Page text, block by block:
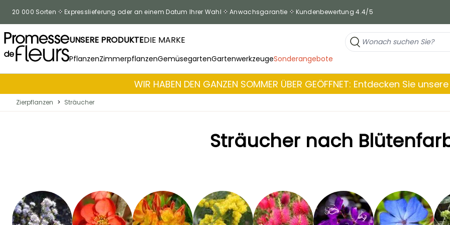
20 000 Sorten Expresslieferung oder an einem Datum Ihrer Wahl Anwachsgarantie Kundenbewertung 4.4/5
UNSERE PRODUKTEDIE MARKE
PflanzenZimmerpflanzenGemüsegartenGartenwerkzeugeSonderangebote
WIR HABEN DEN GANZEN SOMMER ÜBER GEÖFFNET: Entdecken Sie
Zierpflanzen > Sträucher
Sträucher nach